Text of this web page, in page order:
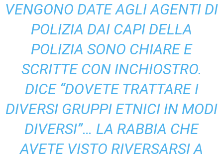
VENGONO DATE AGLI AGENTI DI
POLIZIA DAI CAPI DELLA
POLIZIA SONO CHIARE E
SCRITTE CON INCHIOSTRO.
DICE “DOVETE TRATTARE I
DIVERSI GRUPPI ETNICI IN MODI
DIVERSI”… LA RABBIA CHE
AVETE VISTO RIVERSARSI A